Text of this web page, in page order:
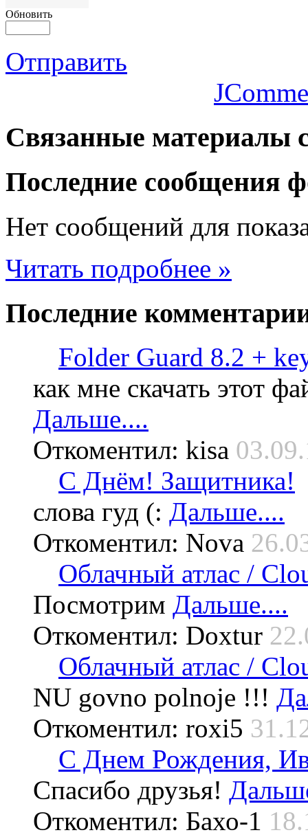
Обновить
Отправить
Связанные материалы
Последние сообщения
Нет сообщений для
Читать подробнее »
Последние
Folder Guard 8.2 +
как мне скачать этот
Дальше....
Откоментил: kisa
С Днём! Защитника!
слова гуд (: Дальше....
Откоментил: Nova
Облачный атлас /
Посмотрим Дальше....
Откоментил: Doxtur
Облачный атлас /
NU govno polnoje !!!
Откоментил: roxi5
С Днем Рождения,
Спасибо друзья!
Откоментил: Бахо-1